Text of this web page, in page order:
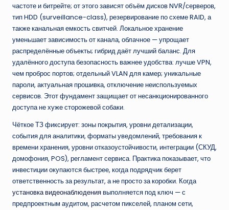
частоте и битрейте; от этого зависят объём дисков NVR/серверов,
тип HDD (surveillance-class), резервирование по схеме RAID, а
также канальная емкость свитчей. Локальное хранение
уменьшает зависимость от канала, облачное — упрощает
распределённые объекты; гибрид даёт лучший баланс. Для
удалённого доступа безопасность важнее удобства: лучше VPN,
чем проброс портов; отдельный VLAN для камер; уникальные
пароли, актуальная прошивка, отключение неиспользуемых
сервисов. Этот фундамент защищает от несанкционированного
доступа не хуже сторожевой собаки.
Чёткое ТЗ фиксирует: зоны покрытия, уровни детализации,
события для аналитики, форматы уведомлений, требования к
времени хранения, уровни отказоустойчивости, интеграции (СКУД,
домофония, POS), регламент сервиса. Практика показывает, что
инвестиции окупаются быстрее, когда подрядчик берет
ответственность за результат, а не просто за коробки. Когда
установка видеонаблюдениявыполняется под ключ — с
предпроектным аудитом, расчетом пикселей, планом сети,